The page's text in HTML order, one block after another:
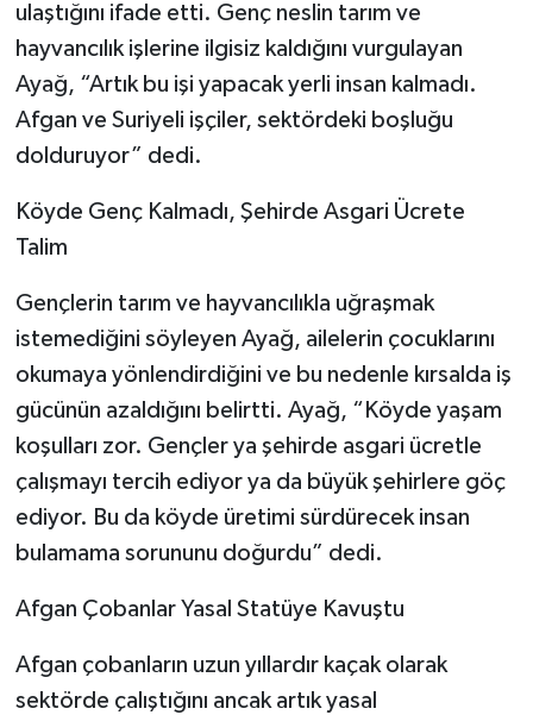
ulaştığını ifade etti. Genç neslin tarım ve
hayvancılık işlerine ilgisiz kaldığını vurgulayan
Ayağ, “Artık bu işi yapacak yerli insan kalmadı.
Afgan ve Suriyeli işçiler, sektördeki boşluğu
dolduruyor” dedi.
Köyde Genç Kalmadı, Şehirde Asgari Ücrete
Talim
Gençlerin tarım ve hayvancılıkla uğraşmak
istemediğini söyleyen Ayağ, ailelerin çocuklarını
okumaya yönlendirdiğini ve bu nedenle kırsalda iş
gücünün azaldığını belirtti. Ayağ, “Köyde yaşam
koşulları zor. Gençler ya şehirde asgari ücretle
çalışmayı tercih ediyor ya da büyük şehirlere göç
ediyor. Bu da köyde üretimi sürdürecek insan
bulamama sorununu doğurdu” dedi.
Afgan Çobanlar Yasal Statüye Kavuştu
Afgan çobanların uzun yıllardır kaçak olarak
sektörde çalıştığını ancak artık yasal